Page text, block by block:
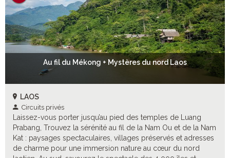
Au fil du Mékong + Mystères du nord Laos
LAOS
Circuits privés
Laissez-vous porter jusqu’au pied des temples de Luang
Prabang, Trouvez la sérénité au fil de la Nam Ou et de la Nam
Kat : paysages spectaculaires, villages préservés et adresses
de charme pour une immersion nature au cœur du nord